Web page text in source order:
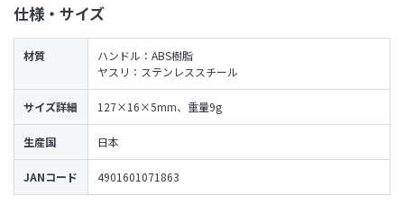
仕様・サイズ
材質
ハンドル：ABS樹脂
ヤスリ：ステンレススチール
サイズ詳細 127×16×5mm、重量9g
生産国 日本
JANコード 4901601071863